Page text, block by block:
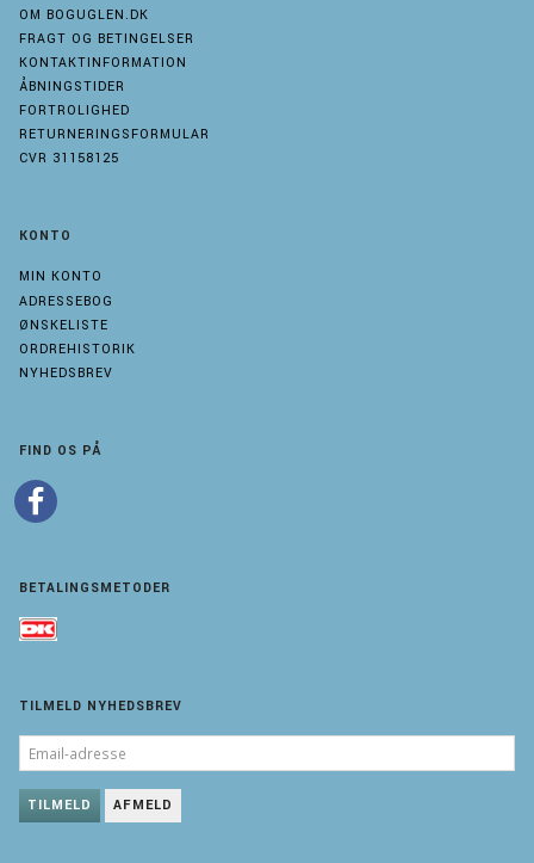
OM BOGUGLEN.DK
FRAGT OG BETINGELSER
KONTAKTINFORMATION
ÅBNINGSTIDER
FORTROLIGHED
RETURNERINGSFORMULAR
CVR 31158125
KONTO
MIN KONTO
ADRESSEBOG
ØNSKELISTE
ORDREHISTORIK
NYHEDSBREV
FIND OS PÅ
BETALINGSMETODER
TILMELD NYHEDSBREV
EMAIL-
ADRESSE
TILMELD AFMELD